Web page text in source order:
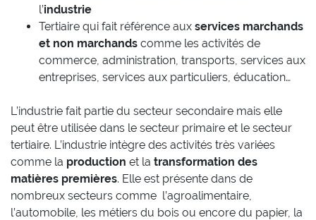
l’industrie
Tertiaire qui fait référence aux services marchands
et non marchands comme les activités de
commerce, administration, transports, services aux
entreprises, services aux particuliers, éducation…
L’industrie fait partie du secteur secondaire mais elle
peut être utilisée dans le secteur primaire et le secteur
tertiaire. L’industrie intègre des activités très variées
comme la production et la transformation des
matières premières. Elle est présente dans de
nombreux secteurs comme l’agroalimentaire,
l’automobile, les métiers du bois ou encore du papier, la